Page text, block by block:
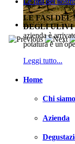
LE FASI DEL
DEGLI ULIVI
azienda è
potatura è
Leggi tutto...
Home
Chi siamo
Azienda